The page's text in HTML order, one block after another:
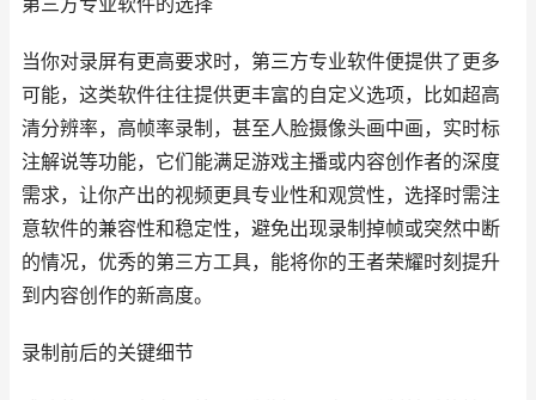
当你对录屏有更高要求时，第三方专业软件便提供了更多
可能，这类软件往往提供更丰富的自定义选项，比如超高
清分辨率，高帧率录制，甚至人脸摄像头画中画，实时标
注解说等功能，它们能满足游戏主播或内容创作者的深度
需求，让你产出的视频更具专业性和观赏性，选择时需注
意软件的兼容性和稳定性，避免出现录制掉帧或突然中断
的情况，优秀的第三方工具，能将你的王者荣耀时刻提升
到内容创作的新高度。
录制前后的关键细节